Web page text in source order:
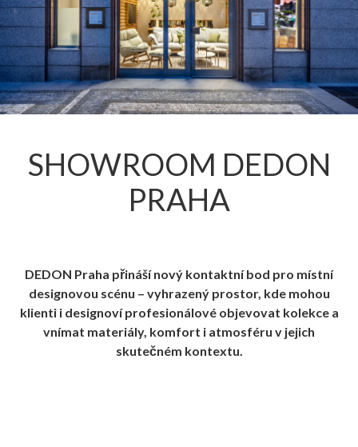
SHOWROOM DEDON
PRAHA
DEDON Praha přináší nový kontaktní bod pro místní
designovou scénu – vyhrazený prostor, kde mohou
klienti i designoví profesionálové objevovat kolekce a
vnímat materiály, komfort i atmosféru v jejich
skutečném kontextu.